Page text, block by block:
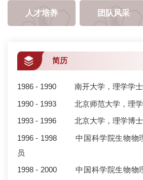
人才培养 团队风采
简历
1986 - 1990 南开大学，理学学士
1990 - 1993 北京师范大学，理学
1993 - 1996 北京大学，理学博士
1996 - 1998 中国科学院生物物
员
1998 - 2000 中国科学院生物物理